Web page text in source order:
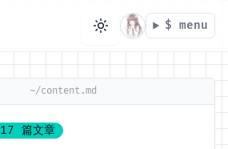
$ menu
~/content.md
17 篇文章